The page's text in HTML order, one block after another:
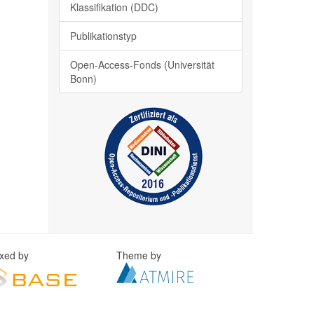
Klassifikation (DDC)
Publikationstyp
Open-Access-Fonds (Universität
Bonn)
by Theme by